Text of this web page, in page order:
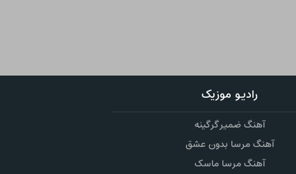
رادیو موزیک
آهنگ ضمیر گرگینه
آهنگ مرسا بدون عشق
آهنگ مرسا ماسک